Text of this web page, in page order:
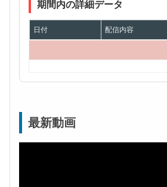
期間内の詳細データ
日付 配信内容
最新動画